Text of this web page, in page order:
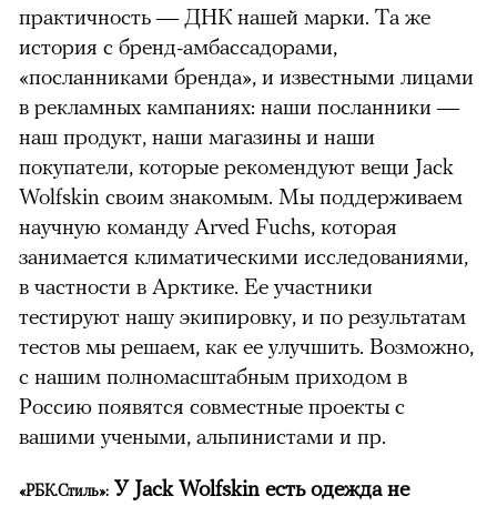
практичность — ДНК нашей марки. Та же
история с бренд-амбассадорами,
«посланниками бренда», и известными лицами
в рекламных кампаниях: наши посланники —
наш продукт, наши магазины и наши
покупатели, которые рекомендуют вещи Jack
Wolfskin своим знакомым. Мы поддерживаем
научную команду Arved Fuchs, которая
занимается климатическими исследованиями,
в частности в Арктике. Ее участники
тестируют нашу экипировку, и по результатам
тестов мы решаем, как ее улучшить. Возможно,
с нашим полномасштабным приходом в
Россию появятся совместные проекты с
вашими учеными, альпинистами и пр.
«РБК.Стиль»: У Jack Wolfskin есть одежда не